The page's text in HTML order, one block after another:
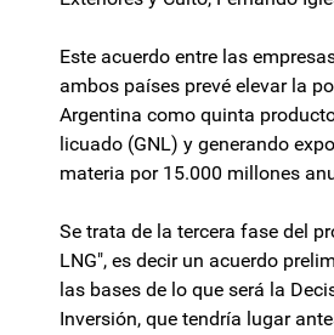
Este acuerdo entre las
ambos países prevé elevar la
Argentina como quinta
licuado (GNL) y generando
materia por 15.000 millones
Se trata de la tercera fase del
LNG", es decir un acuerdo
las bases de lo que será la
Inversión, que tendría lugar